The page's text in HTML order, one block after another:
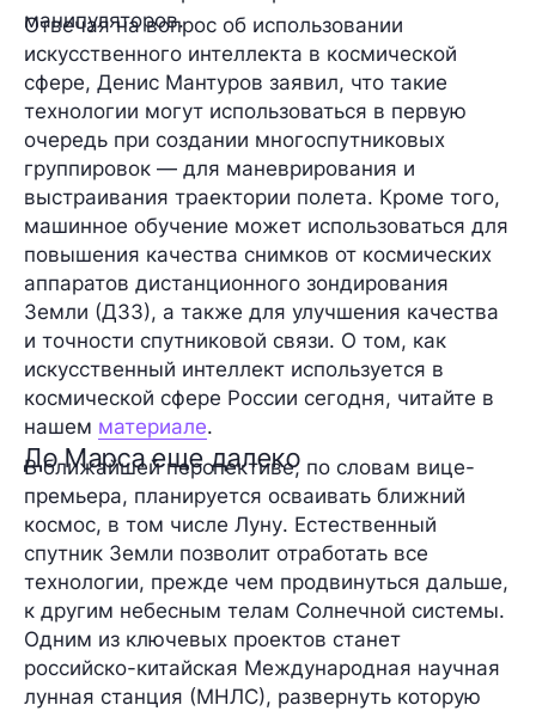
манипуляторов.
Отвечая на вопрос об использовании
искусственного интеллекта в космической
сфере, Денис Мантуров заявил, что такие
технологии могут использоваться в первую
очередь при создании многоспутниковых
группировок — для маневрирования и
выстраивания траектории полета. Кроме того,
машинное обучение может использоваться для
повышения качества снимков от космических
аппаратов дистанционного зондирования
Земли (ДЗЗ), а также для улучшения качества
и точности спутниковой связи. О том, как
искусственный интеллект используется в
космической сфере России сегодня, читайте в
нашем материале.
До Марса еще далеко
В ближайшей перспективе, по словам вице-
премьера, планируется осваивать ближний
космос, в том числе Луну. Естественный
спутник Земли позволит отработать все
технологии, прежде чем продвинуться дальше,
к другим небесным телам Солнечной системы.
Одним из ключевых проектов станет
российско-китайская Международная научная
лунная станция (МНЛС), развернуть которую